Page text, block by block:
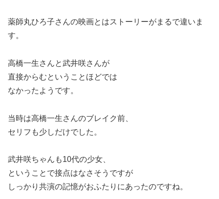
薬師丸ひろ子さんの映画とはストーリーがまるで違いま
す。
高橋一生さんと武井咲さんが
直接からむということほどでは
なかったようです。
当時は高橋一生さんのブレイク前、
セリフも少しだけでした。
武井咲ちゃんも10代の少女、
ということで接点はなさそうですが
しっかり共演の記憶がおふたりにあったのですね。